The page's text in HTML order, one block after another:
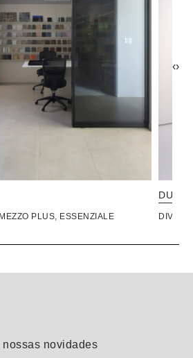
PLUS, ESSENZIALE
DUO
‹›
novidades